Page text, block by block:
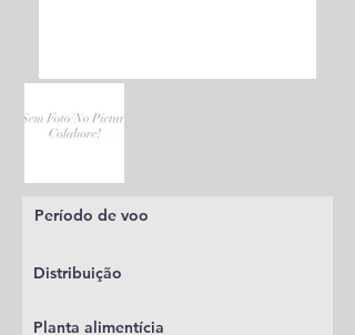
Período de voo
Distribuição
Planta alimentícia